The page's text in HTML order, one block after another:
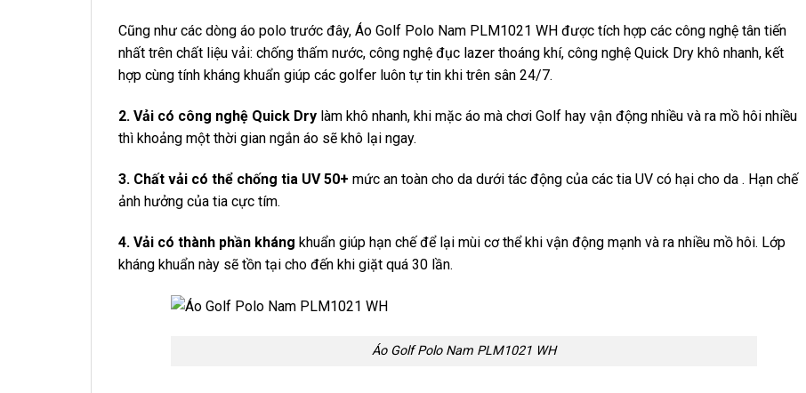
Cũng như các dòng áo polo trước đây, Áo Golf Polo Nam PLM1021 WH được tích hợp các công nghệ tân tiến
nhất trên chất liệu vải: chống thấm nước, công nghệ đục lazer thoáng khí, công nghệ Quick Dry khô nhanh, kết
hợp cùng tính kháng khuẩn giúp các golfer luôn tự tin khi trên sân 24/7.
2. Vải có công nghệ Quick Dry làm khô nhanh, khi mặc áo mà chơi Golf hay vận động nhiều và ra mồ hôi nhiều
thì khoảng một thời gian ngắn áo sẽ khô lại ngay.
3. Chất vải có thể chống tia UV 50+ mức an toàn cho da dưới tác động của các tia UV có hại cho da . Hạn chế
ảnh hưởng của tia cực tím.
4. Vải có thành phần kháng khuẩn giúp hạn chế để lại mùi cơ thể khi vận động mạnh và ra nhiều mồ hôi. Lớp
kháng khuẩn này sẽ tồn tại cho đến khi giặt quá 30 lần.
Áo Golf Polo Nam PLM1021 WH